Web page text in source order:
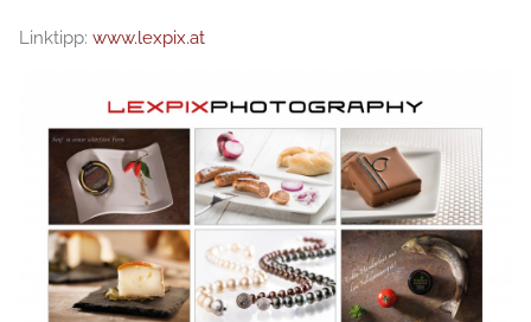
Linktipp: www.lexpix.at